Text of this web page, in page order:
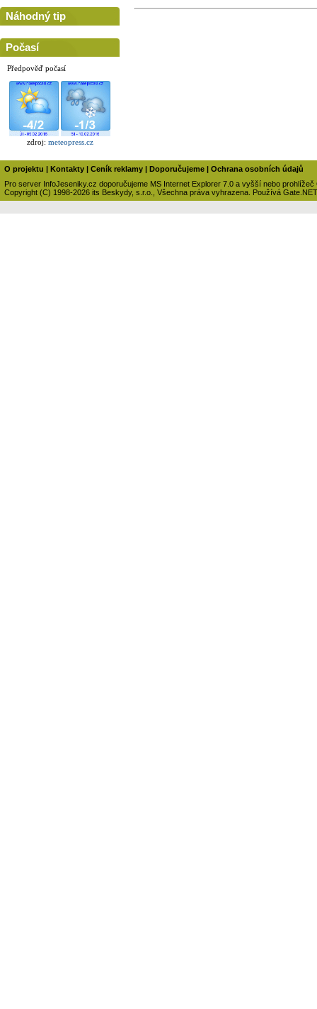
Náhodný tip
Počasí
Předpověď počasí
zdroj: meteopress.cz
O projektu Kontakty Ceník reklamy Doporučujeme
Ochrana osobních údajů
Pro server InfoJeseniky.cz doporučujeme MS Internet Explorer 7.0 a vyšší nebo prohlížeč
Copyright (C) 1998-2026 its Beskydy, s.r.o., Všechna práva vyhrazena. Používá